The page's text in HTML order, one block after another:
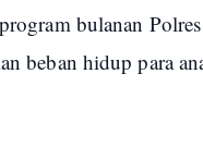
bulanan
beban hidup para